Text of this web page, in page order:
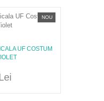
NOU
UF COSTUM